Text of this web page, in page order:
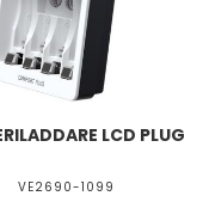
LCD PLUG
VE2690-1099